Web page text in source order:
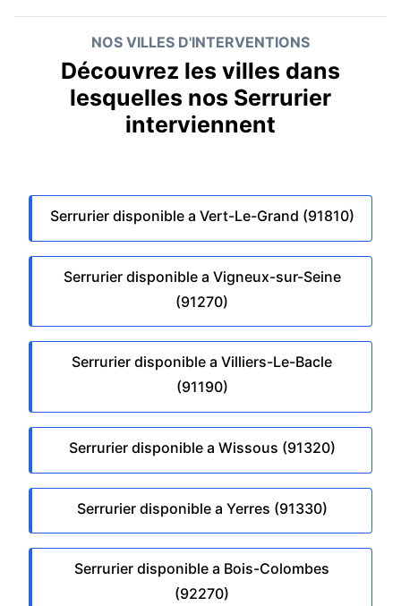
NOS VILLES D'INTERVENTIONS
Découvrez les villes dans
lesquelles nos Serrurier
interviennent
Serrurier disponible a Vert-Le-Grand (91810)
Serrurier disponible a Vigneux-sur-Seine
(91270)
Serrurier disponible a Villiers-Le-Bacle
(91190)
Serrurier disponible a Wissous (91320)
Serrurier disponible a Yerres (91330)
Serrurier disponible a Bois-Colombes
(92270)